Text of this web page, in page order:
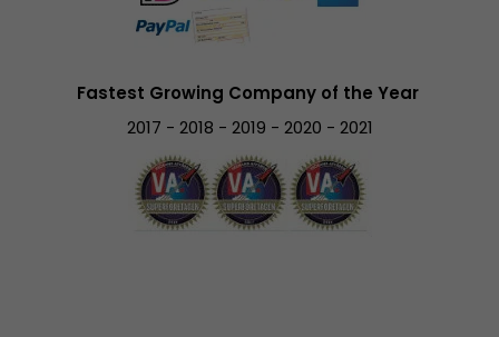
Fastest Growing Company of the Year
2017 - 2018 - 2019 - 2020 - 2021